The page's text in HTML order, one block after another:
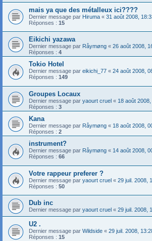
mais ya que des métalleux ici????
Dernier message par Hiruma « 31 août 2008,
Réponses : 15
Eikichi yazawa
Dernier message par Råymøng « 26 août 2008,
Réponses : 4
Tokio Hotel
Dernier message par eikichi_77 « 24 août 2008,
Réponses : 149
Groupes Locaux
Dernier message par yaourt cruel « 18 août 2008,
Réponses : 3
Kana
Dernier message par Råymøng « 18 août 2008,
Réponses : 2
instrument?
Dernier message par Råymøng « 14 août 2008,
Réponses : 66
Votre rappeur preferer ?
Dernier message par yaourt cruel « 29 juil. 2008,
Réponses : 50
Dub inc
Dernier message par yaourt cruel « 29 juil. 2008,
U2 .
Dernier message par Wildside « 29 juil. 2008,
Réponses : 15